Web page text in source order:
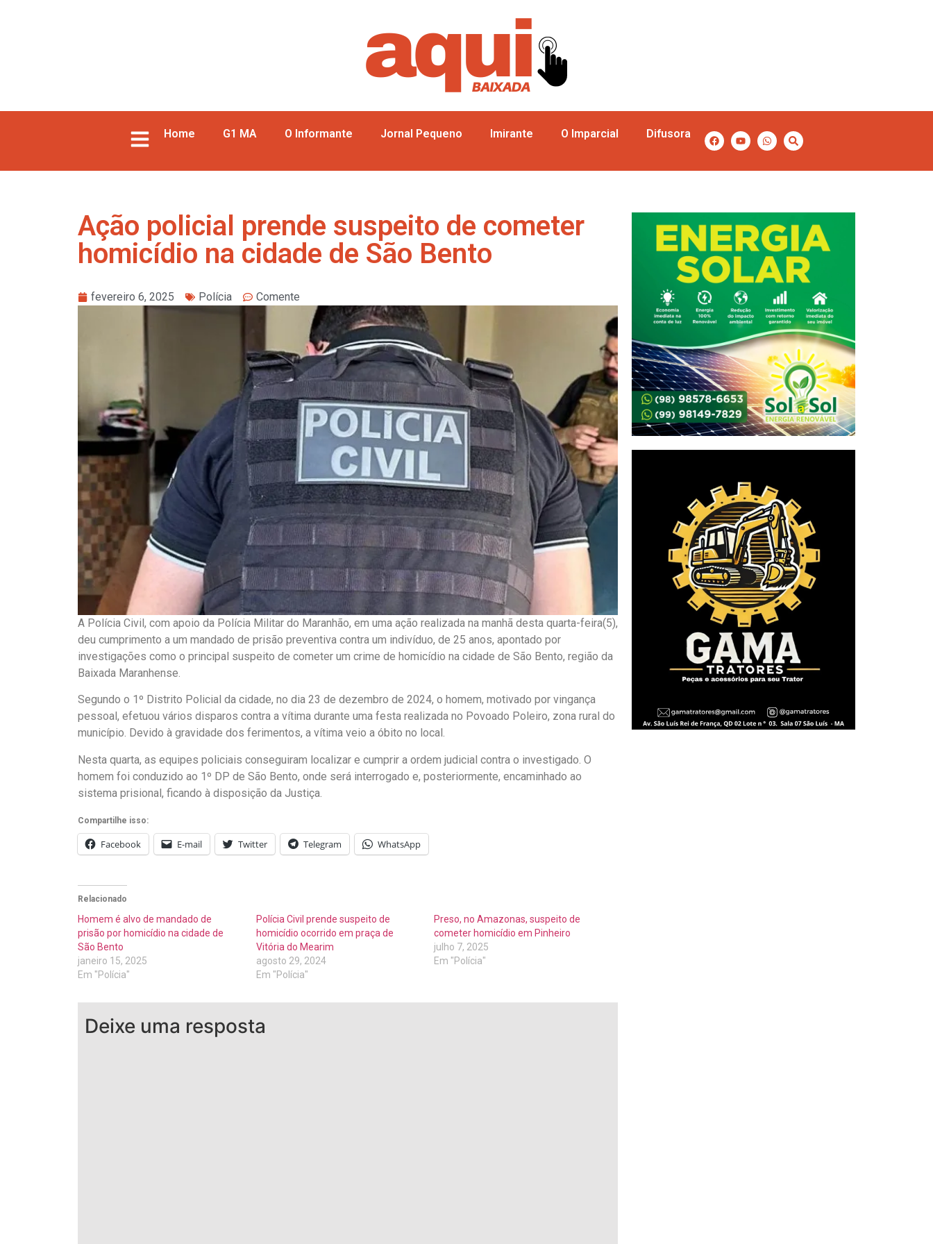
Home G1 MA O Informante Jornal Pequeno Imirante O Imparcial Difusora
Ação policial prende suspeito de cometer
homicídio na cidade de São Bento
fevereiro 6, 2025 Polícia Comente
A Polícia Civil, com apoio da Polícia Militar do Maranhão, em uma ação realizada na manhã desta quarta-feira(5),
deu cumprimento a um mandado de prisão preventiva contra um indivíduo, de 25 anos, apontado por
investigações como o principal suspeito de cometer um crime de homicídio na cidade de São Bento, região da
Baixada Maranhense.
Segundo o 1º Distrito Policial da cidade, no dia 23 de dezembro de 2024, o homem, motivado por vingança
pessoal, efetuou vários disparos contra a vítima durante uma festa realizada no Povoado Poleiro, zona rural do
município. Devido à gravidade dos ferimentos, a vítima veio a óbito no local.
Nesta quarta, as equipes policiais conseguiram localizar e cumprir a ordem judicial contra o investigado. O
homem foi conduzido ao 1º DP de São Bento, onde será interrogado e, posteriormente, encaminhado ao
sistema prisional, ficando à disposição da Justiça.
Compartilhe isso:
Facebook E-mail Twitter Telegram WhatsApp
Relacionado
Homem é alvo de mandado de
prisão por homicídio na cidade de
São Bento
janeiro 15, 2025
Em "Polícia"
Polícia Civil prende suspeito de
homicídio ocorrido em praça de
Vitória do Mearim
agosto 29, 2024
Em "Polícia"
Preso, no Amazonas, suspeito de
cometer homicídio em Pinheiro
julho 7, 2025
Em "Polícia"
Deixe uma resposta